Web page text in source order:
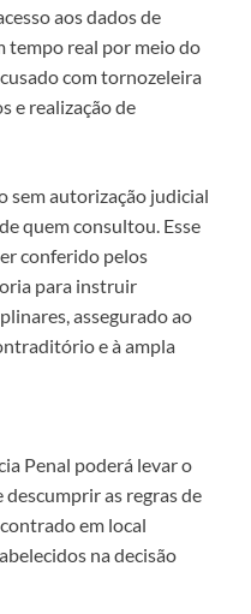
aos dados de
tempo real por meio do
com tornozeleira
e realização de
sem autorização judicial
quem consultou. Esse
conferido pelos
para instruir
assegurado ao
e à ampla
Penal poderá levar o
as regras de
em local
na decisão